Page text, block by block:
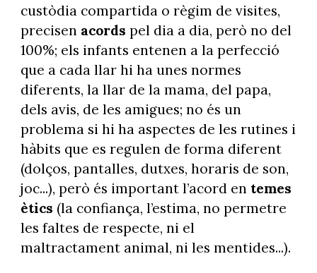
custòdia compartida o règim de visites,
precisen acords pel dia a dia, però no del
100%; els infants entenen a la perfecció
que a cada llar hi ha unes normes
diferents, la llar de la mama, del papa,
dels avis, de les amigues; no és un
problema si hi ha aspectes de les rutines i
hàbits que es regulen de forma diferent
(dolços, pantalles, dutxes, horaris de son,
joc...), però és important l’acord en temes
ètics (la confiança, l’estima, no permetre
les faltes de respecte, ni el
maltractament animal, ni les mentides...).